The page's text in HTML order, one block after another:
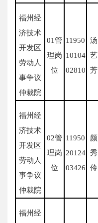
福州经
济技术
开发区
劳动人
事争议
仲裁院
01管
理岗
位
11950
10104
02810
汤
艺
芳
福州经
济技术
开发区
劳动人
事争议
仲裁院
02管
理岗
位
11950
20124
03426
颜
秀
伶
福州经